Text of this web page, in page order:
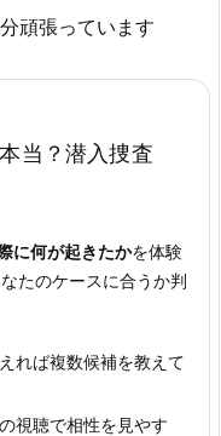
頑張っています
当？ 潜入捜査
に何が起きたかを体験
たのケースに合うか判
れば複数候補を教えて
視聴で相性を見やす